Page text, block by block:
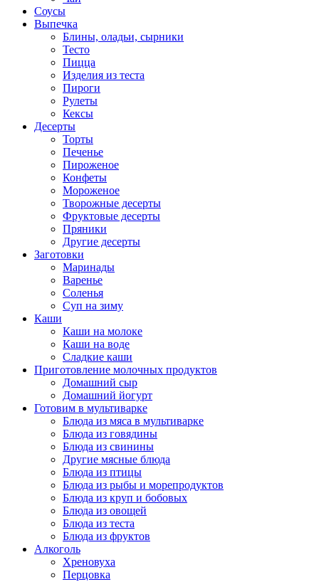
Соусы
Выпечка
Блины, оладьи, сырники
Тесто
Пицца
Изделия из теста
Пироги
Рулеты
Кексы
Десерты
Торты
Печенье
Пироженое
Конфеты
Мороженое
Творожные десерты
Фруктовые десерты
Пряники
Другие десерты
Заготовки
Маринады
Варенье
Соленья
Суп на зиму
Каши
Каши на молоке
Каши на воде
Сладкие каши
Приготовление молочных продуктов
Домашний сыр
Домашний йогурт
Готовим в мультиварке
Блюда из мяса в мультиварке
Блюда из говядины
Блюда из свинины
Другие мясные блюда
Блюда из птицы
Блюда из рыбы и морепродуктов
Блюда из круп и бобовых
Блюда из овощей
Блюда из теста
Блюда из фруктов
Алкоголь
Хреновуха
Перцовка